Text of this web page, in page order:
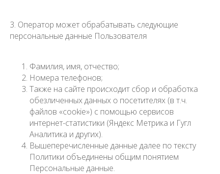
3. Оператор может обрабатывать следующие
персональные данные Пользователя
Фамилия, имя, отчество;
Номера телефонов;
Также на сайте происходит сбор и обработка
обезличенных данных о посетителях (в т.ч.
файлов «cookie») с помощью сервисов
интернет-статистики (Яндекс Метрика и Гугл
Аналитика и других).
Вышеперечисленные данные далее по тексту
Политики объединены общим понятием
Персональные данные.